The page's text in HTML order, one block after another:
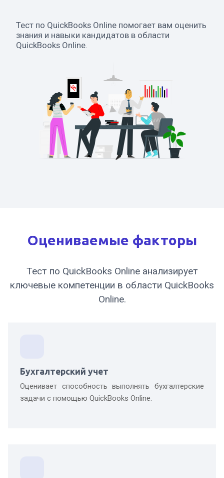
Тест по QuickBooks Online помогает вам оценить
знания и навыки кандидатов в области
QuickBooks Online.
Оцениваемые факторы
Тест по QuickBooks Online анализирует
ключевые компетенции в области QuickBooks
Online.
Бухгалтерский учет
Оценивает способность выполнять бухгалтерские
задачи с помощью QuickBooks Online.